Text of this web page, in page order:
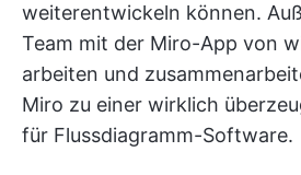
weiterentwickeln können.
Team mit der Miro-App von
arbeiten und
Miro zu einer wirklich
für Flussdiagramm-Software.